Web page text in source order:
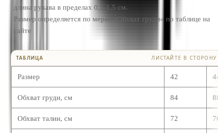
длина рукава в пределах 0,5-1,5 см.
Размер определяется по мерке «Обхват груди» по таблице на
сайте
ТАБЛИЦА ЛИСТАЙТЕ В СТОРОНУ
Размер 42
Обхват груди, см 84
Обхват талии, см 72